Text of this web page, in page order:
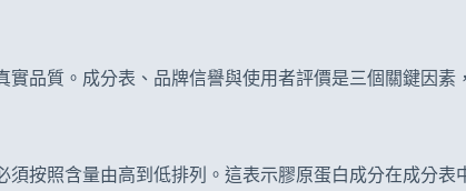
品質。成分表、品牌信譽與使用者評價是三個關鍵因素
按照含量由高到低排列。這表示膠原蛋白成分在成分表